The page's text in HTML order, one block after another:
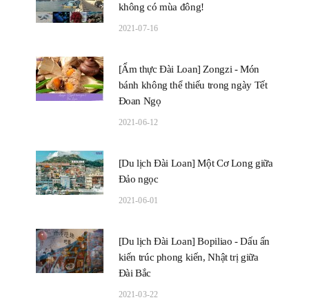
không có mùa đông!
2021-07-16
[Ẩm thực Đài Loan] Zongzi - Món
bánh không thể thiếu trong ngày Tết
Đoan Ngọ
2021-06-12
[Du lịch Đài Loan] Một Cơ Long giữa
Đảo ngọc
2021-06-01
[Du lịch Đài Loan] Bopiliao - Dấu ấn
kiến trúc phong kiến, Nhật trị giữa
Đài Bắc
2021-03-22